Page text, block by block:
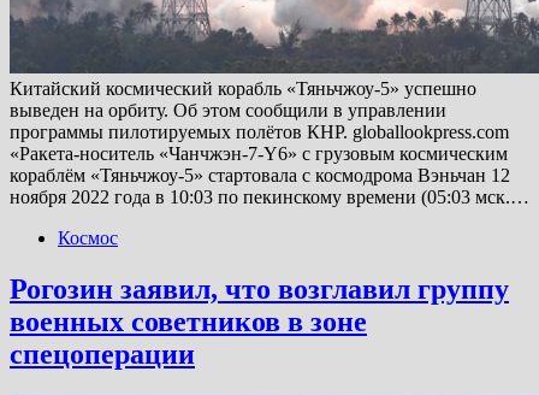
Китайский космический корабль «Тяньчжоу-5» успешно
выведен на орбиту. Об этом сообщили в управлении
программы пилотируемых полётов КНР. globallookpress.com
«Ракета-носитель «Чанчжэн-7-Y6» с грузовым космическим
кораблём «Тяньчжоу-5» стартовала с космодрома Вэньчан 12
ноября 2022 года в 10:03 по пекинскому времени (05:03 мск.…
Космос
Рогозин заявил, что возглавил группу
военных советников в зоне
спецоперации